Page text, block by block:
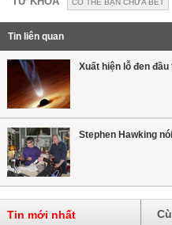
CÓ THỂ BẠN CHƯA BẾT
Tin liên quan
Xuất hiện lỗ đen
Stephen Hawking
Tin mới nhất